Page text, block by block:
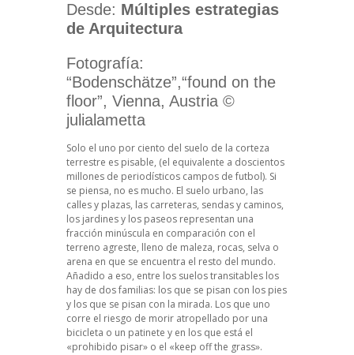
Desde: Múltiples estrategias
de Arquitectura
Fotografía:
“Bodenschätze”,“found on the
floor”, Vienna, Austria ©
julialametta
Solo el uno por ciento del suelo de la corteza
terrestre es pisable, (el equivalente a doscientos
millones de periodísticos campos de futbol). Si
se piensa, no es mucho. El suelo urbano, las
calles y plazas, las carreteras, sendas y caminos,
los jardines y los paseos representan una
fracción minúscula en comparación con el
terreno agreste, lleno de maleza, rocas, selva o
arena en que se encuentra el resto del mundo.
Añadido a eso, entre los suelos transitables los
hay de dos familias: los que se pisan con los pies
y los que se pisan con la mirada. Los que uno
corre el riesgo de morir atropellado por una
bicicleta o un patinete y en los que está el
«prohibido pisar» o el «keep off the grass».